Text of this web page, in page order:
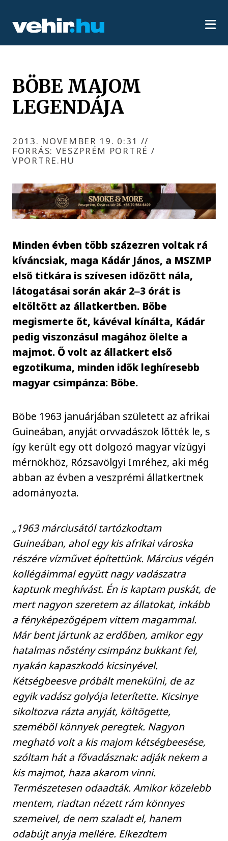
BÖBE MAJOM
LEGENDÁJA
2013. NOVEMBER 19. 0:31 //
FORRÁS: VESZPRÉM PORTRÉ /
VPORTRE.HU
Minden évben több százezren voltak rá
kíváncsiak, maga Kádár János, a MSZMP
első titkára is szívesen időzött nála,
látogatásai során akár 2‒3 órát is
eltöltött az állatkertben. Böbe
megismerte őt, kávéval kínálta, Kádár
pedig viszonzásul magához ölelte a
majmot. Ő volt az állatkert első
egzotikuma, minden idők leghíresebb
magyar csimpánza: Böbe.
Böbe 1963 januárjában született az afrikai
Guineában, anyját orvvadászok lőtték le, s
így került egy ott dolgozó magyar vízügyi
mérnökhöz, Rózsavölgyi Imréhez, aki még
abban az évben a veszprémi állatkertnek
adományozta.
„1963 márciusától tartózkodtam
Guineában, ahol egy kis afrikai városka
részére vízművet építettünk. Március végén
kollégáimmal együtt nagy vadászatra
kaptunk meghívást. Én is kaptam puskát, de
mert nagyon szeretem az állatokat, inkább
a fényképezőgépem vittem magammal.
Már bent jártunk az erdőben, amikor egy
hatalmas nőstény csimpánz bukkant fel,
nyakán kapaszkodó kicsinyével.
Kétségbeesve próbált menekülni, de az
egyik vadász golyója leterítette. Kicsinye
sikoltozva rázta anyját, költögette,
szeméből könnyek peregtek. Nagyon
megható volt a kis majom kétségbeesése,
szóltam hát a fővadásznak: adják nekem a
kis majmot, haza akarom vinni.
Természetesen odaadták. Amikor közelebb
mentem, riadtan nézett rám könnyes
szemeivel, de nem szaladt el, hanem
odabújt anyja mellére. Elkezdtem